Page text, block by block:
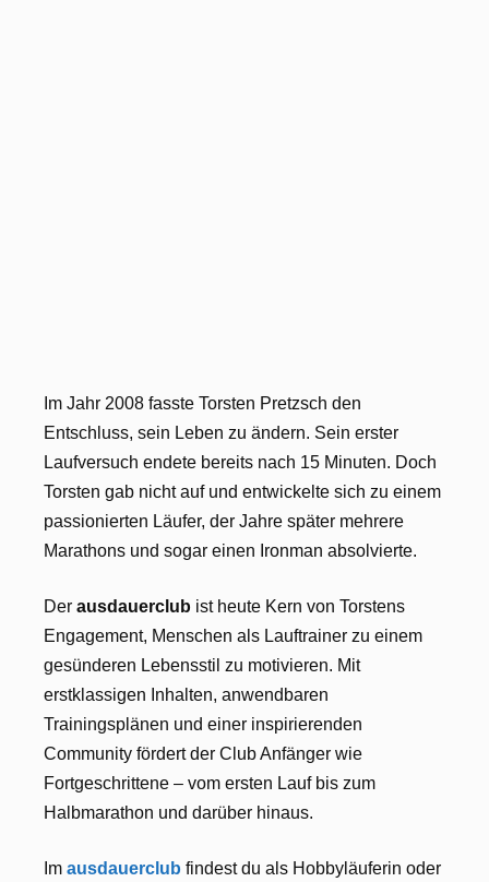
Im Jahr 2008 fasste Torsten Pretzsch den
Entschluss, sein Leben zu ändern. Sein erster
Laufversuch endete bereits nach 15 Minuten. Doch
Torsten gab nicht auf und entwickelte sich zu einem
passionierten Läufer, der Jahre später mehrere
Marathons und sogar einen Ironman absolvierte.
Der ausdauerclub ist heute Kern von Torstens
Engagement, Menschen als Lauftrainer zu einem
gesünderen Lebensstil zu motivieren. Mit
erstklassigen Inhalten, anwendbaren
Trainingsplänen und einer inspirierenden
Community fördert der Club Anfänger wie
Fortgeschrittene – vom ersten Lauf bis zum
Halbmarathon und darüber hinaus.
Im ausdauerclub findest du als Hobbyläuferin oder